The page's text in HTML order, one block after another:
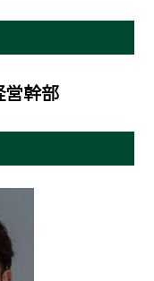
幹部